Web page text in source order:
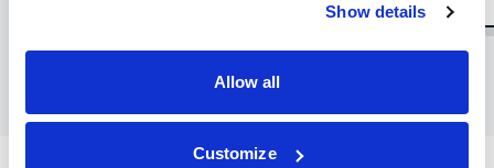
Show details
Allow all
Customize